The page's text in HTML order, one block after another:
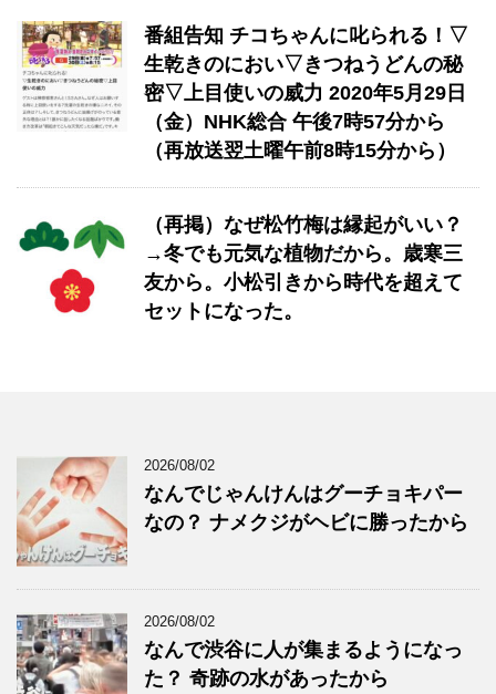
番組告知 チコちゃんに叱られる！▽
生乾きのにおい▽きつねうどんの秘
密▽上目使いの威力 2020年5月29日
（金）NHK総合 午後7時57分から
（再放送翌土曜午前8時15分から）
（再掲）なぜ松竹梅は縁起がいい？
→冬でも元気な植物だから。歳寒三
友から。小松引きから時代を超えて
セットになった。
2026/08/02
なんでじゃんけんはグーチョキパー
なの？ ナメクジがヘビに勝ったから
2026/08/02
なんで渋谷に人が集まるようになっ
た？ 奇跡の水があったから